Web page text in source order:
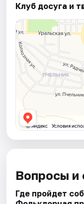
Клуб досуга и
Вопросы и
Где пройдет